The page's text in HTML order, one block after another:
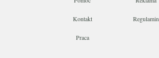
Kontakt Regulamin
Praca